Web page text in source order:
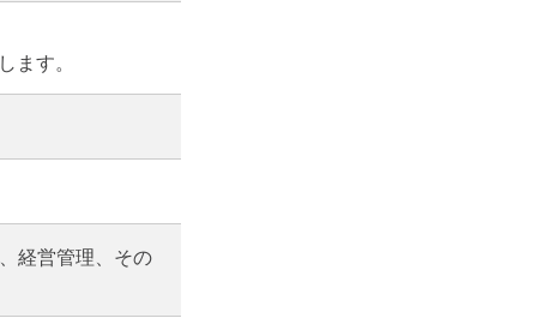
ます。
経営管理、その